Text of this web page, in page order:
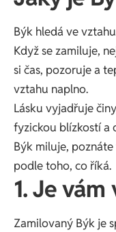
Býk hledá ve
Když se zamiluje,
si čas, pozoruje a
vztahu naplno.
Lásku vyjadřuje
fyzickou blízkostí a
Býk miluje,
podle toho, co říká.
1. Je
Zamilovaný Býk je